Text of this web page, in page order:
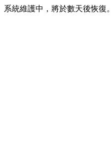
系統維護中，將於數天後恢復。